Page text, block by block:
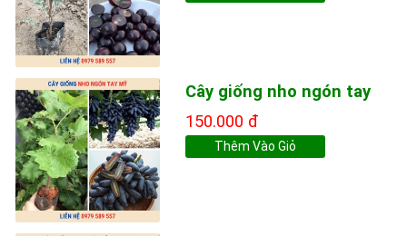
Cây giống nho ngón tay
150.000 đ
Thêm Vào Giỏ